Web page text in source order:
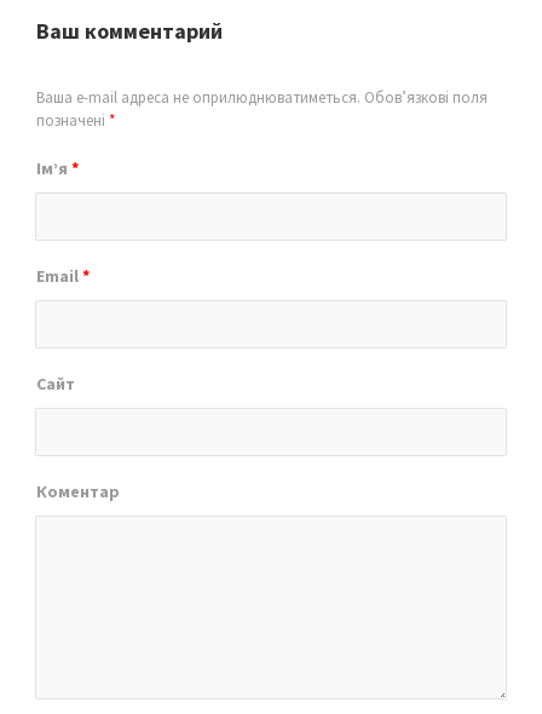
Ваш комментарий
Ваша e-mail адреса не оприлюднюватиметься. Обов’язкові поля
позначені *
Ім’я *
Email*
Сайт
Коментар